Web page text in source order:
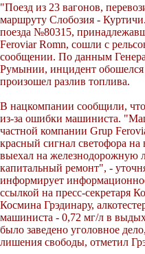
"Поезд из 23 вагонов,
маршруту Слобозия -
поезда №80315,
Feroviar Romn, сошли с
сообщении. По данным
Румынии, инцидент обошелся
произошел разлив топлива.
В нацкомпании сообщили, что
из-за ошибки машиниста.
частной компании Grup
красный сигнал светофора
выехал на железнодорожную
капитальный ремонт", -
информирует
ссылкой на пресс-секретаря
Космина Грэдинару,
машиниста - 0,72 мг/л в
было заведено уголовное
лишения свободы, отметил